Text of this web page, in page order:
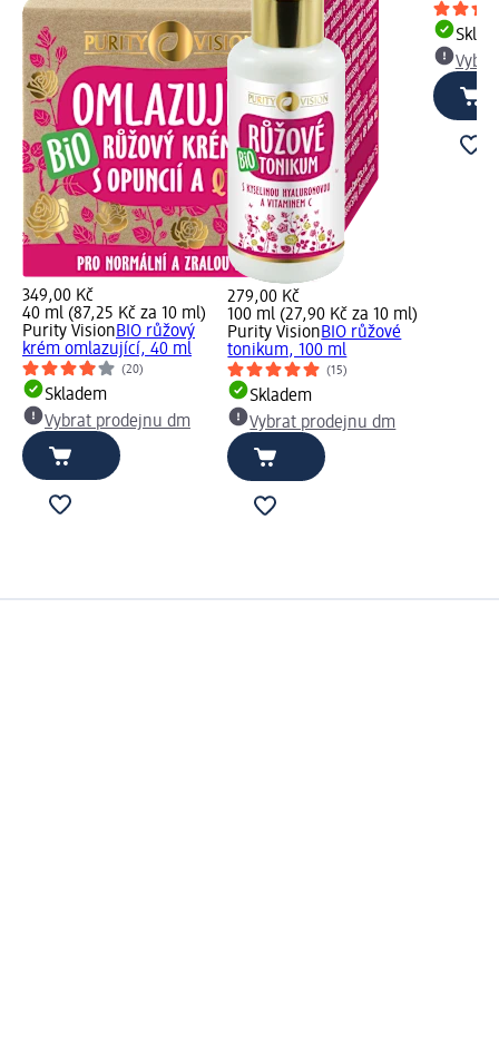
349,00 Kč
40 ml (87,25 Kč za 10 ml)
Purity VisionBIO růžový
krém omlazující, 40 ml
(20)
Skladem
Vybrat prodejnu dm
279,00 Kč
100 ml (27,90 Kč za 10 ml)
Purity VisionBIO růžové
tonikum, 100 ml
(15)
Skladem
Vybrat prodejnu dm